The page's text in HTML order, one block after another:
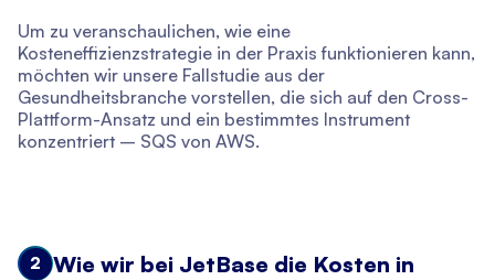
Um zu veranschaulichen, wie eine
Kosteneffizienzstrategie in der Praxis funktionieren kann,
möchten wir unsere Fallstudie aus der
Gesundheitsbranche vorstellen, die sich auf den Cross-
Plattform-Ansatz und ein bestimmtes Instrument
konzentriert – SQS von AWS.
2
Wie wir bei JetBase die Kosten in